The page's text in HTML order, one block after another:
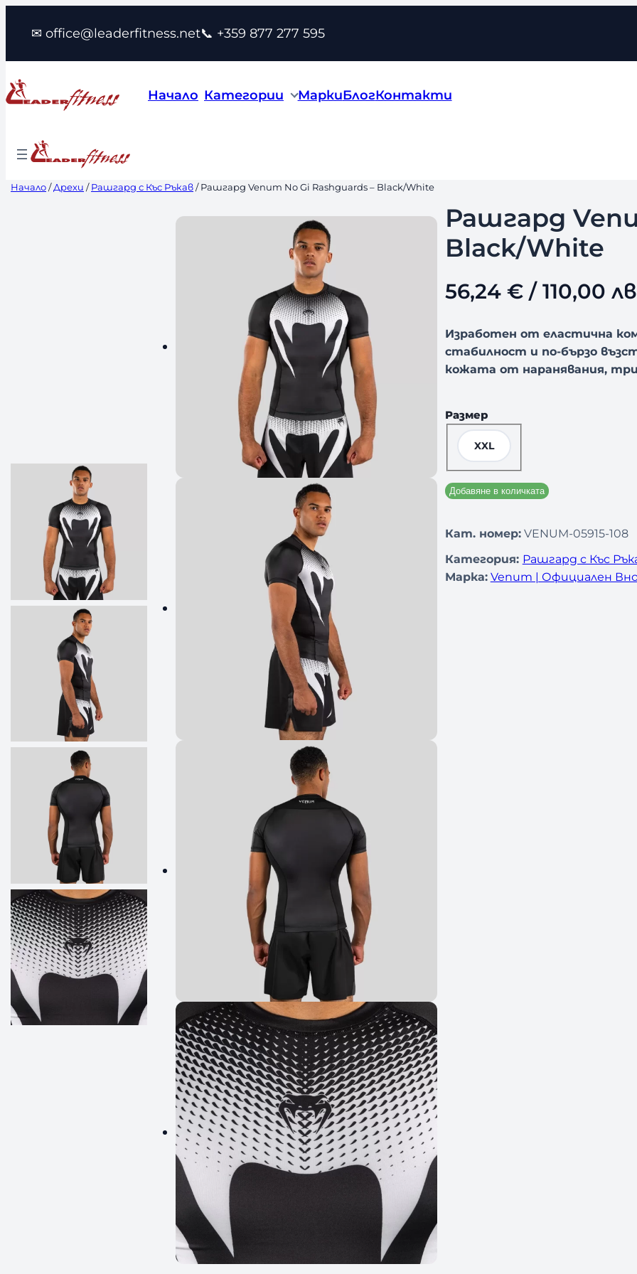
съдържанието
✉ office@leaderfitness.net📞 +359 877 277 595
Начало Категории МаркиБлогКонтакти
Начало/Дрехи /Рашгард с Къс Ръкав/ Рашгард Venum No Gi Rashguards – Black/White
Рашгард
Black/White
56,24 €/ 110,00
Изработен от еластична
стабилност и по-бързо
кожата от наранявания,
Размер
XXL
Добавяне в количката
Кат. номер: VENUM-05915-108
Категория: Рашгард с Къс
Марка: Venum | Официален